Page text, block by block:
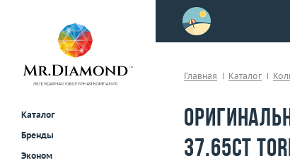
Каталог
Бренды
Эконом
примерки!
Главная Каталог
37.65ct